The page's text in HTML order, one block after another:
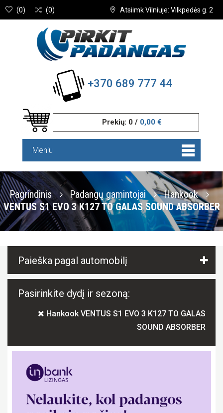
Atsiimk Vilniuje: Vilkpedės g. 2
(0) (0)
+370 689 777 44
Prekių: 0 / 0,00 €
Meniu
Pagrindinis Padangų gamintojai
Hankook
VENTUS S1 EVO 3 K127 TO GALAS SOUND ABSORBER
Paieška pagal automobilį
Pasirinkite dydį ir sezoną:
Hankook VENTUS S1 EVO 3 K127 TO GALAS
SOUND ABSORBER